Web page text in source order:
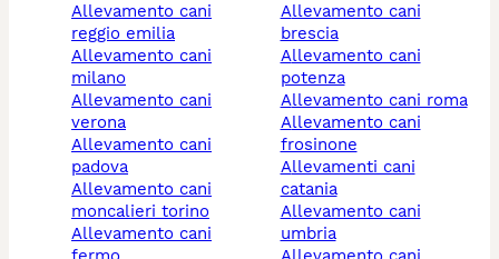
allevamento cani
reggio emilia
allevamento cani
milano
allevamento cani
verona
allevamento cani
padova
allevamento cani
moncalieri torino
allevamento cani
allevamento cani
brescia
allevamento cani
potenza
allevamento cani roma
allevamento cani
frosinone
allevamenti cani
catania
allevamento cani
umbria